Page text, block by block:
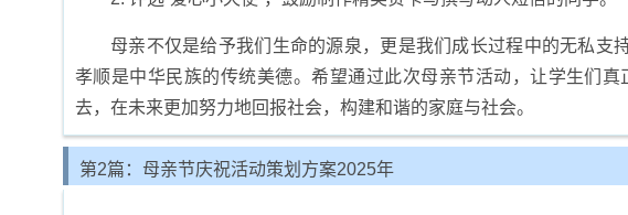
母亲不仅是给予我们生命的源泉，更是我们成长过程中的无私支
孝顺是中华民族的传统美德。希望通过此次母亲节活动，让学生们
去，在未来更加努力地回报社会，构建和谐的家庭与社会。
第2篇：母亲节庆祝活动策划方案2025年